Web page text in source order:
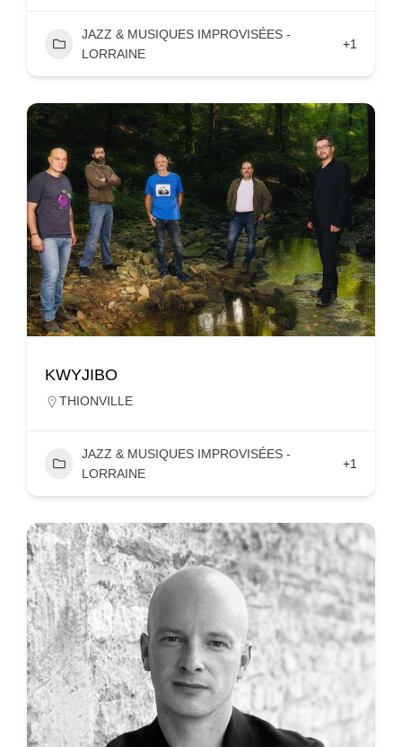
JAZZ & MUSIQUES IMPROVISÉES -
LORRAINE
+1
KWYJIBO
THIONVILLE
JAZZ & MUSIQUES IMPROVISÉES -
LORRAINE
+1